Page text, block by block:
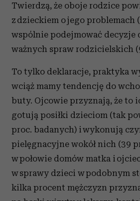
Twierdzą, że oboje rodzice
z dzieckiem o jego problemach
wspólnie podejmować decyzje
ważnych spraw rodzicielskich
To tylko deklaracje, praktyka
wciąż mamy tendencję do
buty. Ojcowie przyznają, że to
gotują posiłki dzieciom (tak
proc. badanych) i wykonują
pielęgnacyjne wokół nich (39
w połowie domów matka i
w sprawy dzieci w podobnym
kilka procent mężczyzn